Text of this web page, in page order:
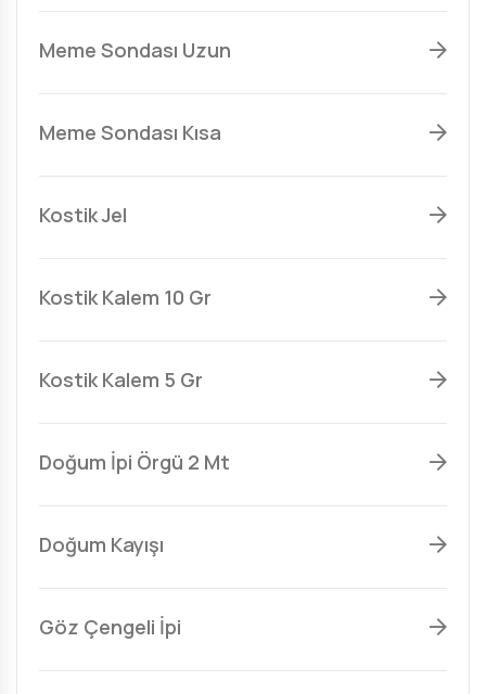
Meme Sondası Uzun
Meme Sondası Kısa
Kostik Jel
Kostik Kalem 10 Gr
Kostik Kalem 5 Gr
Doğum İpi Örgü 2 Mt
Doğum Kayışı
Göz Çengeli İpi